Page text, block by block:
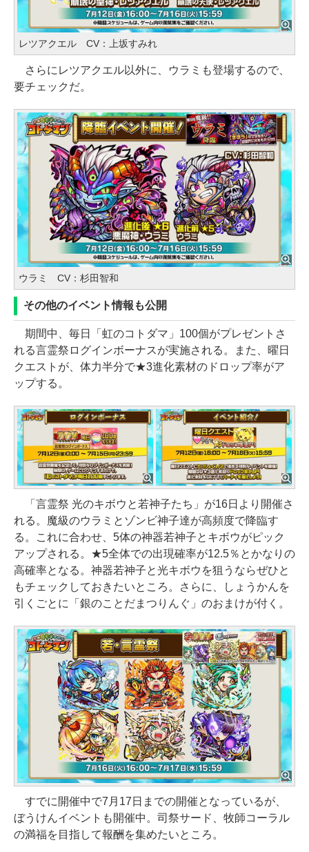
レツアクエル CV：上坂すみれ
さらにレツアクエル以外に、ウラミも登場するので、
要チェックだ。
ウラミ CV：杉田智和
その他のイベント情報も公開
期間中、毎日「虹のコトダマ」100個がプレゼントさ
れる言霊祭ログインボーナスが実施される。また、曜日
クエストが、体力半分で★3進化素材のドロップ率がア
ップする。
「言霊祭 光のキボウと若神子たち」が16日より開催さ
れる。魔級のウラミとゾンビ神子達が高頻度で降臨す
る。これに合わせ、5体の神器若神子とキボウがピック
アップされる。★5全体での出現確率が12.5％とかなりの
高確率となる。神器若神子と光キボウを狙うならぜひと
もチェックしておきたいところ。さらに、しょうかんを
引くごとに「銀のことだまつりんぐ」のおまけが付く。
すでに開催中で7月17日までの開催となっているが、
ぼうけんイベントも開催中。司祭サード、牧師コーラル
の満福を目指して報酬を集めたいところ。